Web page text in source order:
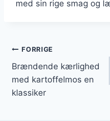
med sin rige smag og
FORRIGE
Brændende kærlighed
med kartoffelmos en
klassiker